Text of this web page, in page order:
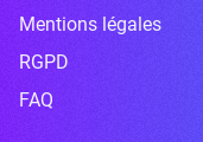
Mentions légales
RGPD
FAQ